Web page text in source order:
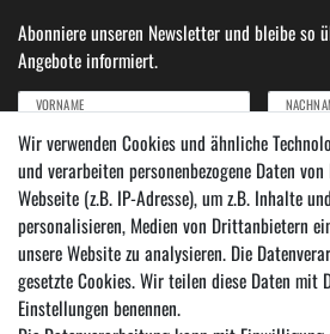
Abonniere unseren Newsletter und bleibe so
Angebote informiert.
VORNAME
E-MAIL ***
Newsletter
Honig
Hiermit bestätige ich, dass ich die
kann ich jederzeit widerrufen.***
Wir verwenden Cookies und ähnliche
und verarbeiten personenbezogene Daten
Webseite (z.B. IP-Adresse), um z.B. Inhalte
personalisieren, Medien von Drittanbietern
unsere Website zu analysieren. Die
gesetzte Cookies. Wir teilen diese Daten mit
Einstellungen benennen.